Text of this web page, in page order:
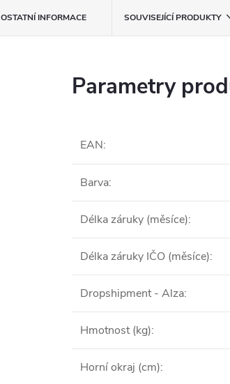
OSTATNÍ INFORMACE SOUVISEJÍCÍ PRODUKTY
Parametry
EAN:
Barva:
Délka záruky (měsíce):
Délka záruky IČO (měsíce):
Dropshipment - Alza:
Hmotnost (kg):
Horní okraj (cm):